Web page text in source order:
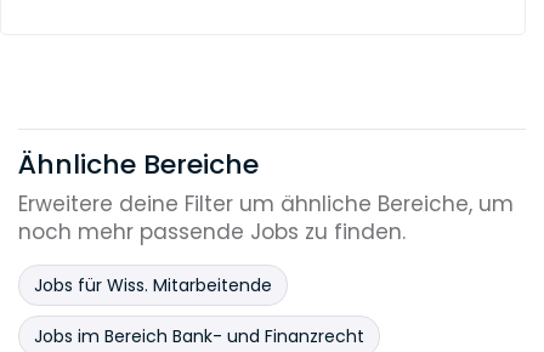
Ähnliche Bereiche
Erweitere deine Filter um ähnliche Bereiche, um
noch mehr passende Jobs zu finden.
Jobs für Wiss. Mitarbeitende
Jobs im Bereich Bank- und Finanzrecht